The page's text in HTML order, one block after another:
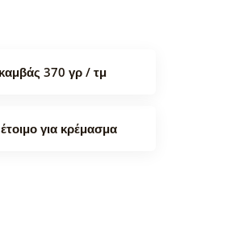
370 γρ / τμ
για κρέμασμα